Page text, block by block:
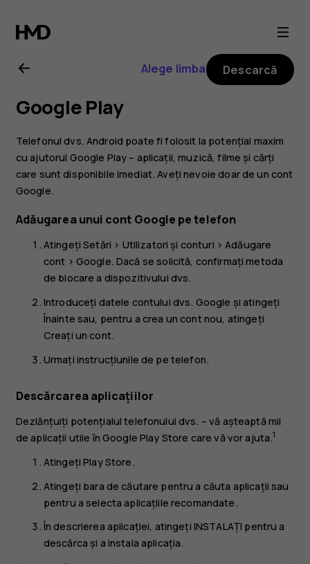
Ghid
de
utilizare
Nokia
2.1
Alege limba Descarcă
Google Play
Telefonul dvs. Android poate fi folosit la potențial maxim
cu ajutorul Google Play – aplicații, muzică, filme și cărți
care sunt disponibile imediat. Aveți nevoie doar de un cont
Google.
Adăugarea unui cont Google pe telefon
AtingețiSetări > Utilizatori și conturi >Adăugare
cont > Google. Dacă se solicită, confirmați metoda
de blocare a dispozitivului dvs.
Introduceți datele contului dvs. Google și atingeți
Înainte sau, pentru a crea un cont nou, atingeți
Creați un cont.
Urmați instrucțiunile de pe telefon.
Descărcarea aplicațiilor
Dezlănțuiți potențialul telefonului dvs. – vă așteaptă mii
de aplicații utile în Google Play Store care vă vor ajuta.1
AtingețiPlay Store.
Atingeți bara de căutare pentru a căuta aplicații sau
pentru a selecta aplicațiile recomandate.
În descrierea aplicației, atingeți INSTALAȚI pentru a
descărca și a instala aplicația.